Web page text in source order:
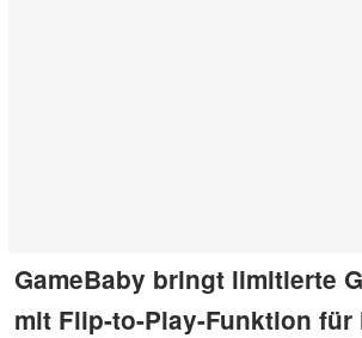
GameBaby bringt limitierte
mit Flip-to-Play-Funktion für